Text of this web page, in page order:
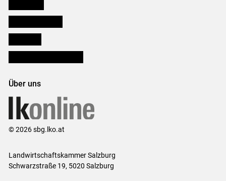
Über uns
© 2026 sbg.lko.at
Landwirtschaftskammer Salzburg
Schwarzstraße 19, 5020 Salzburg